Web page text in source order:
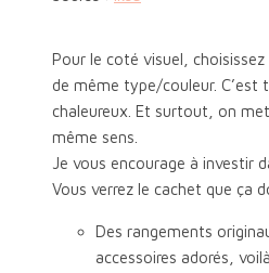
Pour le coté visuel, choisissez
de même type/couleur.
chaleureux. Et surtout, on
même sens.
Je vous encourage à investir
Vous verrez le cachet que ça
Des rangements
accessoires adorés,